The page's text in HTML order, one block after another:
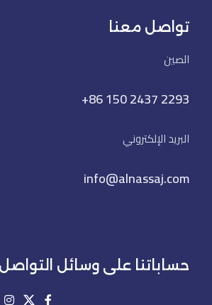
تواصل معنا
الصين
+86 150 2437 2293
البريد الإلكتروني
info@alnassaj.com
حساباتنا على وسائل التواصل